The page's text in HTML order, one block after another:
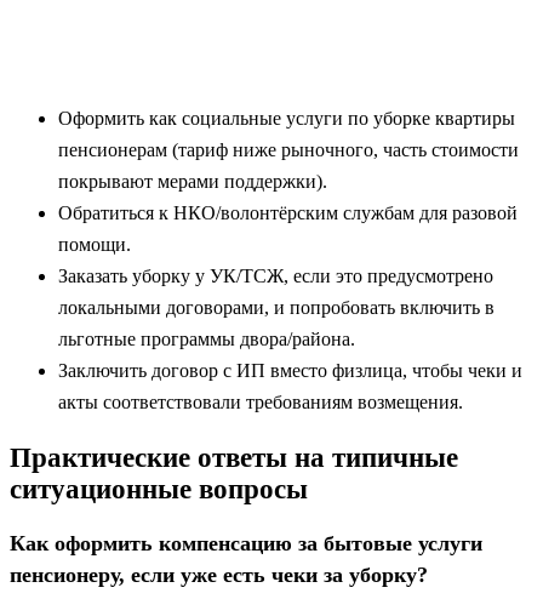
Оформить как социальные услуги по уборке квартиры
пенсионерам (тариф ниже рыночного, часть стоимости
покрывают мерами поддержки).
Обратиться к НКО/волонтёрским службам для разовой
помощи.
Заказать уборку у УК/ТСЖ, если это предусмотрено
локальными договорами, и попробовать включить в
льготные программы двора/района.
Заключить договор с ИП вместо физлица, чтобы чеки и
акты соответствовали требованиям возмещения.
Практические ответы на типичные
ситуационные вопросы
Как оформить компенсацию за бытовые услуги
пенсионеру, если уже есть чеки за уборку?